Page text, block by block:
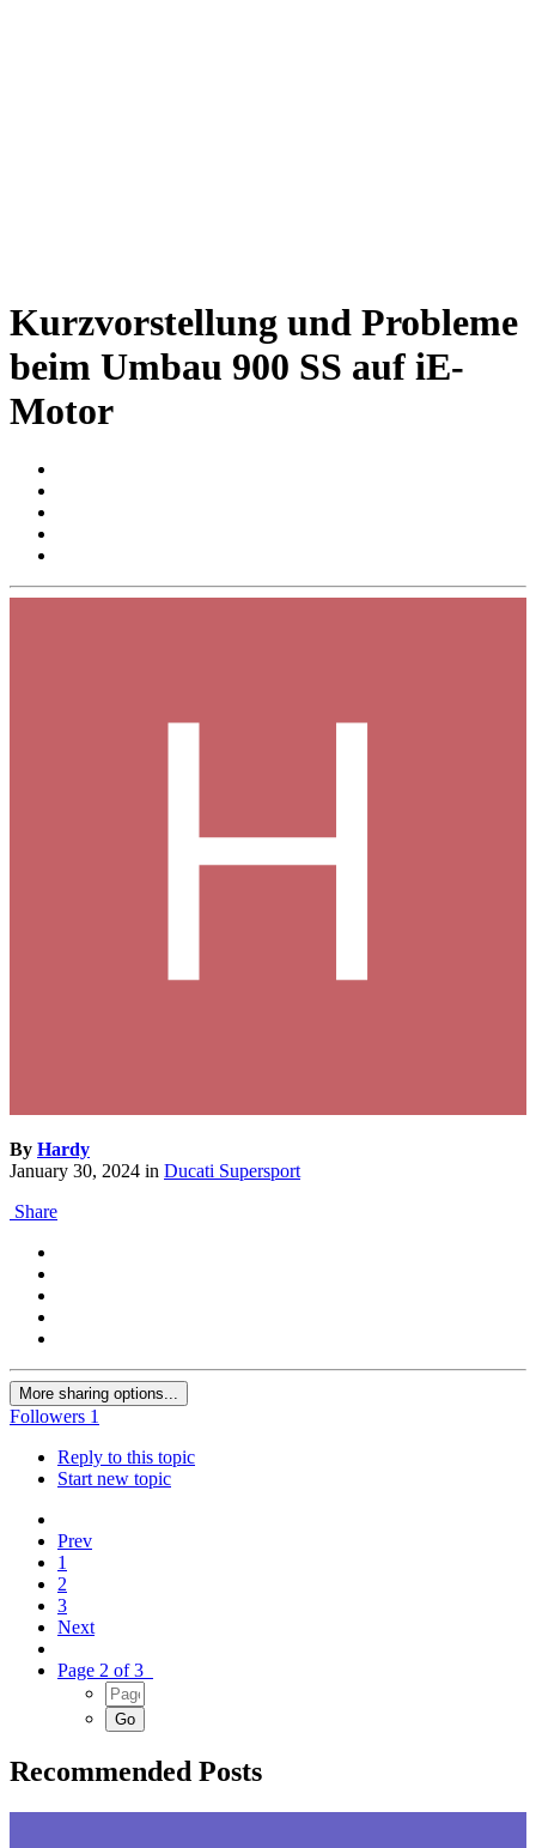
Kurzvorstellung und Probleme
beim Umbau 900 SS auf iE-
Motor
By Hardy
January 30, 2024 in Ducati Supersport
Share
More sharing options...
Followers 1
Reply to this topic
Start new topic
Prev
1
2
3
Next
Page 2 of 3
Recommended Posts